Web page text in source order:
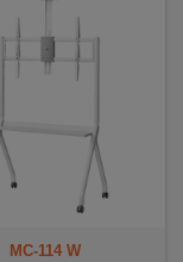
MC-114 W